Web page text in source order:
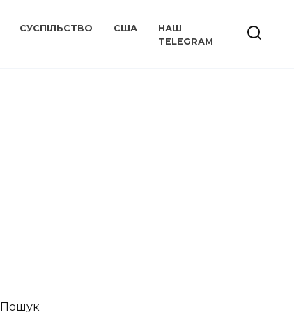
СУСПІЛЬСТВО США
НАШ
TELEGRAM
Пошук